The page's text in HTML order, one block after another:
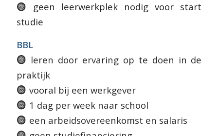
geen leerwerkplek nodig voor start
studie
BBL
leren door ervaring op te doen in de
praktijk
vooral bij een werkgever
1 dag per week naar school
een arbeidsovereenkomst en salaris